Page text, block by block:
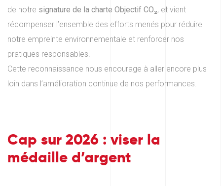
de notre signature de la charte Objectif CO₂, et vient
récompenser l’ensemble des efforts menés pour réduire
notre empreinte environnementale et renforcer nos
pratiques responsables.
Cette reconnaissance nous encourage à aller encore plus
loin dans l’amélioration continue de nos performances.
Cap sur 2026 : viser la
médaille d’argent